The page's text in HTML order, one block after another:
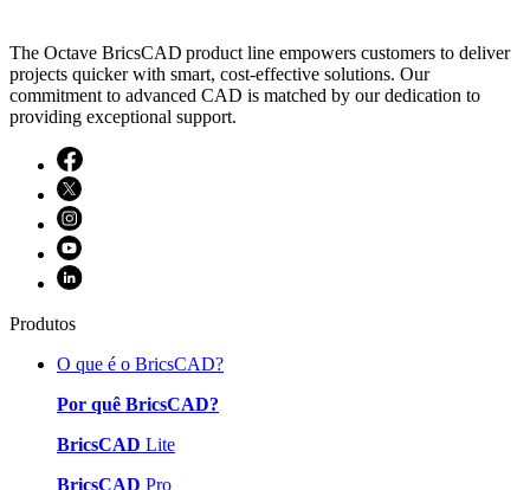
The Octave BricsCAD product line empowers customers to deliver
projects quicker with smart, cost-effective solutions. Our
commitment to advanced CAD is matched by our dedication to
providing exceptional support.
Produtos
O que é o BricsCAD?
Por quê BricsCAD?
BricsCAD Lite
BricsCAD Pro